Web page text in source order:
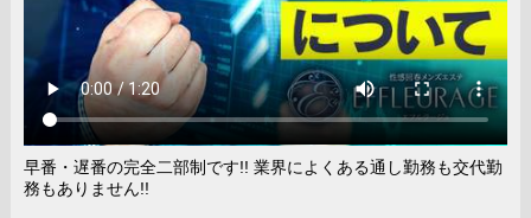
早番・遅番の完全二部制です!! 業界によくある通し勤務も交代勤
務もありません!!